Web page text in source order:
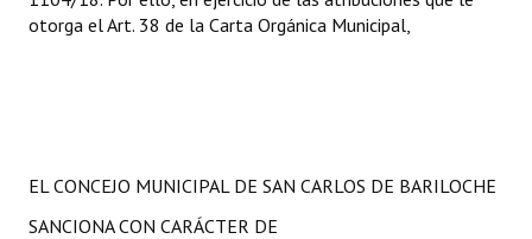
otorga el Art. 38 de la Carta Orgánica Municipal,
EL CONCEJO MUNICIPAL DE SAN CARLOS DE BARILOCHE
SANCIONA CON CARÁCTER DE